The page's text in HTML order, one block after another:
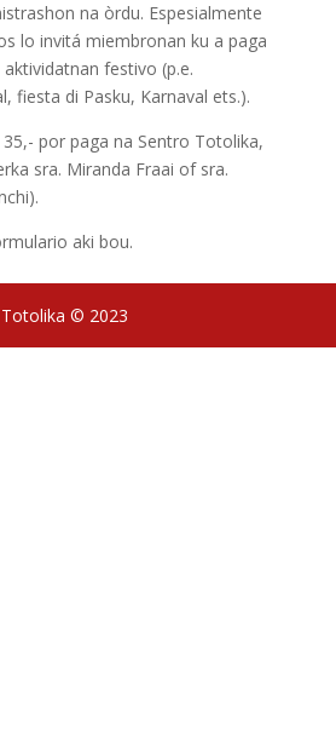
na òrdu. Espesialmente
lo invitá miembronan ku a paga
festivo (p.e.
fiesta di Pasku, Karnaval ets.).
por paga na Sentro Totolika,
sra. Miranda Fraai of sra.
aki bou.
Totolika © 2023